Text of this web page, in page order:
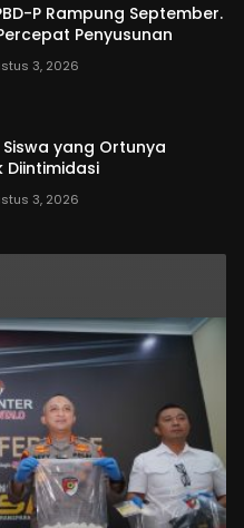
P Rampung September.
Penyusunan
3, 2026
yang Ortunya
Diintimidasi
3, 2026